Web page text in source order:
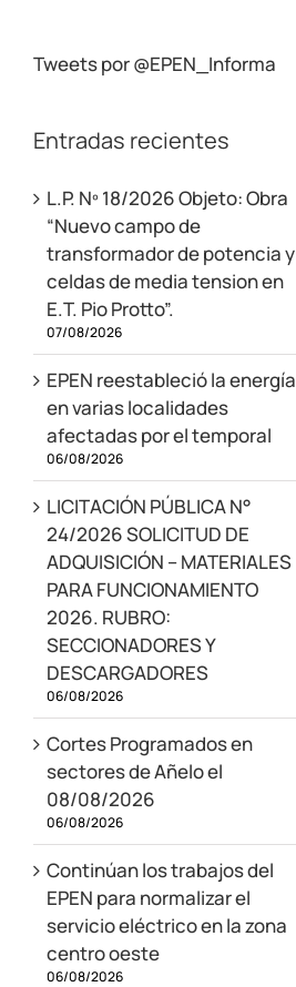
Tweets por @EPEN_Informa
Entradas recientes
L.P. Nº 18/2026 Objeto: Obra
“Nuevo campo de
transformador de potencia y
celdas de media tension en
E.T. Pio Protto”.
07/08/2026
EPEN reestableció la energía
en varias localidades
afectadas por el temporal
06/08/2026
LICITACIÓN PÚBLICA N°
24/2026 SOLICITUD DE
ADQUISICIÓN – MATERIALES
PARA FUNCIONAMIENTO
2026. RUBRO:
SECCIONADORES Y
DESCARGADORES
06/08/2026
Cortes Programados en
sectores de Añelo el
08/08/2026
06/08/2026
Continúan los trabajos del
EPEN para normalizar el
servicio eléctrico en la zona
centro oeste
06/08/2026